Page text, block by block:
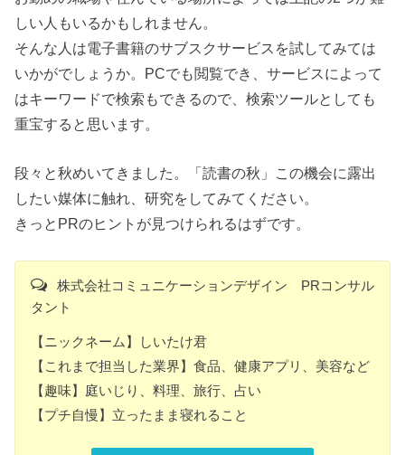
しい人もいるかもしれません。
そんな人は電子書籍のサブスクサービスを試してみては
いかがでしょうか。PCでも閲覧でき、サービスによって
はキーワードで検索もできるので、検索ツールとしても
重宝すると思います。
段々と秋めいてきました。「読書の秋」この機会に露出
したい媒体に触れ、研究をしてみてください。
きっとPRのヒントが見つけられるはずです。
株式会社コミュニケーションデザイン PRコンサル
タント
【ニックネーム】しいたけ君
【これまで担当した業界】食品、健康アプリ、美容など
【趣味】庭いじり、料理、旅行、占い
【プチ自慢】立ったまま寝れること